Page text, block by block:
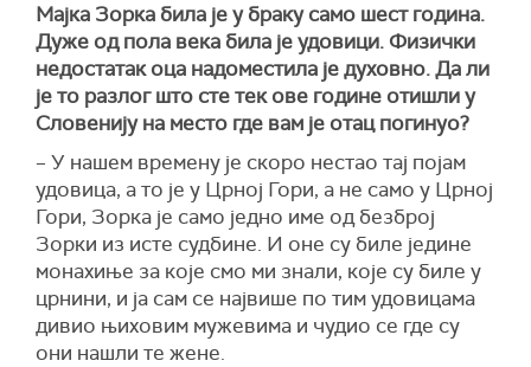
Мајка Зорка била је у браку само шест година.
Дуже од пола века била је удовици. Физички
недостатак оца надоместила је духовно. Да ли
је то разлог што сте тек ове године отишли у
Словенију на место где вам је отац погинуо?
– У нашем времену је скоро нестао тај појам
удовица, а то је у Црној Гори, а не само у Црној
Гори, Зорка је само једно име од безброј
Зорки из исте судбине. И оне су биле једине
монахиње за које смо ми знали, које су биле у
црнини, и ја сам се највише по тим удовицама
дивио њиховим мужевима и чудио се где су
они нашли те жене.